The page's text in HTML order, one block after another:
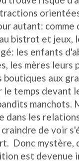
autant: comme
bistrot et jeux,
les enfants
les mères leurs
boutiques aux
le temps devant
dans les
de voir
Donc mystère,
est devenue